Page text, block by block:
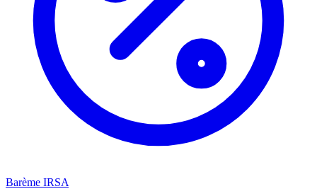
Barème IRSA